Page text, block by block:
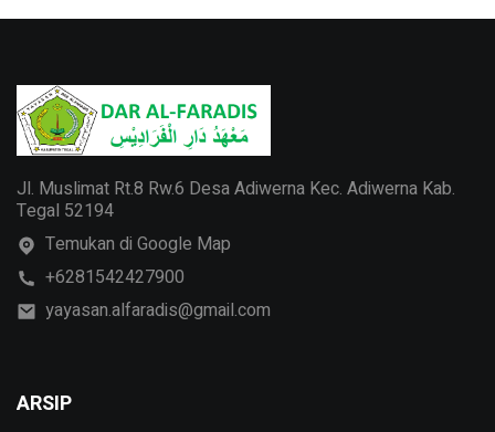
Jl. Muslimat Rt.8 Rw.6 Desa Adiwerna Kec. Adiwerna Kab.
Tegal 52194
Temukan di Google Map
+6281542427900
yayasan.alfaradis@gmail.com
ARSIP